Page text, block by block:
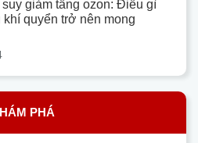
suy giảm tầng ozon: Điều gì
khí quyển trở nên mong
PHÁ